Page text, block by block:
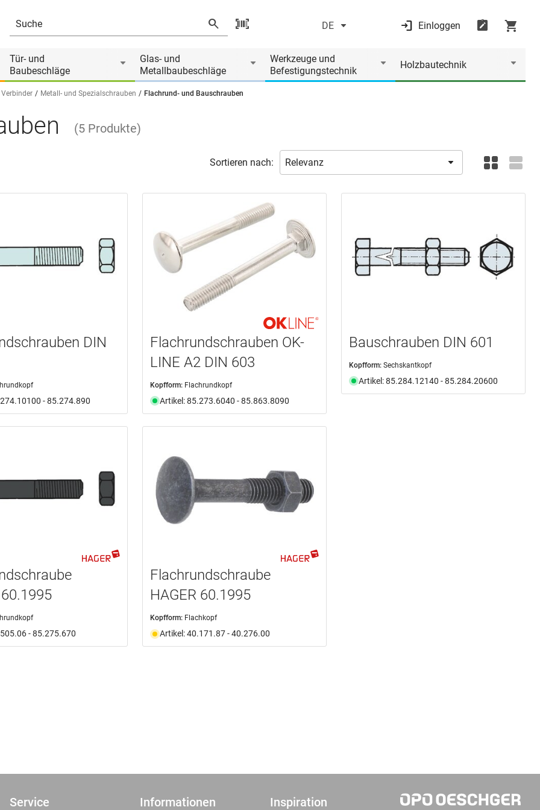
DE Einloggen
Tür- und
Baubeschläge
Glas- und
Metallbaubeschläge
Werkzeuge und
Befestigungstechnik
Holzbautechnik
Metall- und Spezialschrauben Flachrund- und Bauschrauben
(5 Produkte)
Sortieren nach:
DIN
- 85.274.890
Flachrundschrauben OK-
LINE A2 DIN 603
Kopfform: Flachrundkopf
Artikel: 85.273.6040 - 85.863.8090
Bauschrauben DIN 601
Kopfform: Sechskantkopf
Artikel: 85.284.12140 - 85.284.20600
- 85.275.670
Flachrundschraube
HAGER 60.1995
Kopfform: Flachkopf
Artikel: 40.171.87 - 40.276.00
Service Informationen Inspiration